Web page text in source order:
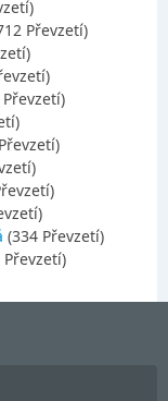
Převzetí)
(334 Převzetí)
Převzetí)